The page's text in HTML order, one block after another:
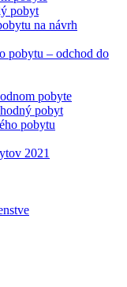
pobyt
na návrh
pobytu – odchod do
pobyte
pobyt
pobytu
2021